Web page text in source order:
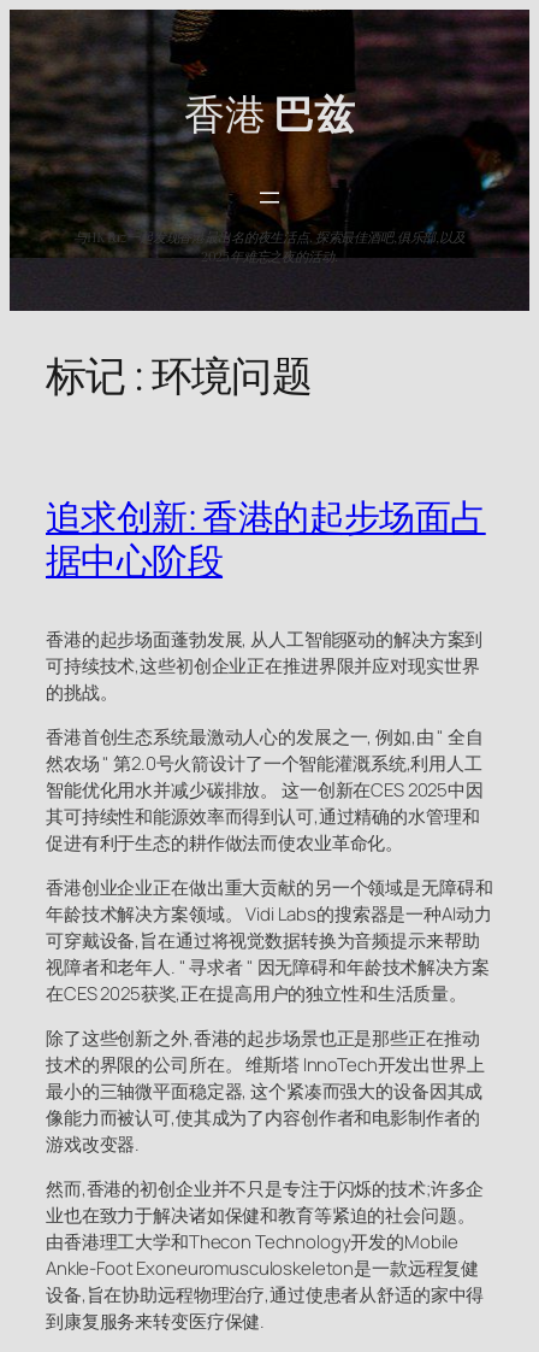
Skip
to
content
香港巴兹
与HK Baz一起发现香港最出名的夜生活点. 探索最佳酒吧,俱乐部,以及
2025年难忘之夜的活动.
标记 :环境问题
追求创新: 香港的起步场面占
据中心阶段
香港的起步场面蓬勃发展, 从人工智能驱动的解决方案到
可持续技术,这些初创企业正在推进界限并应对现实世界
的挑战。
香港首创生态系统最激动人心的发展之一, 例如,由 " 全自
然农场 " 第2.0号火箭设计了一个智能灌溉系统,利用人工
智能优化用水并减少碳排放。 这一创新在CES 2025中因
其可持续性和能源效率而得到认可,通过精确的水管理和
促进有利于生态的耕作做法而使农业革命化。
香港创业企业正在做出重大贡献的另一个领域是无障碍和
年龄技术解决方案领域。 Vidi Labs的搜索器是一种AI动力
可穿戴设备,旨在通过将视觉数据转换为音频提示来帮助
视障者和老年人. " 寻求者 " 因无障碍和年龄技术解决方案
在CES 2025获奖,正在提高用户的独立性和生活质量。
除了这些创新之外,香港的起步场景也正是那些正在推动
技术的界限的公司所在。 维斯塔 InnoTech开发出世界上
最小的三轴微平面稳定器, 这个紧凑而强大的设备因其成
像能力而被认可,使其成为了内容创作者和电影制作者的
游戏改变器.
然而,香港的初创企业并不只是专注于闪烁的技术;许多企
业也在致力于解决诸如保健和教育等紧迫的社会问题。
由香港理工大学和Thecon Technology开发的Mobile
Ankle-Foot Exoneuromusculoskeleton是一款远程复健
设备,旨在协助远程物理治疗,通过使患者从舒适的家中得
到康复服务来转变医疗保健.